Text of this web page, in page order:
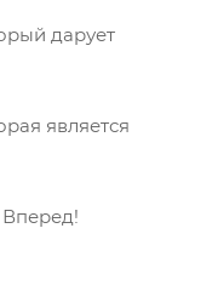
дарует
является